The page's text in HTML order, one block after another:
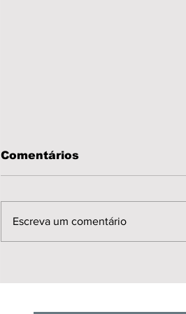
Comentários
Escreva um comentário